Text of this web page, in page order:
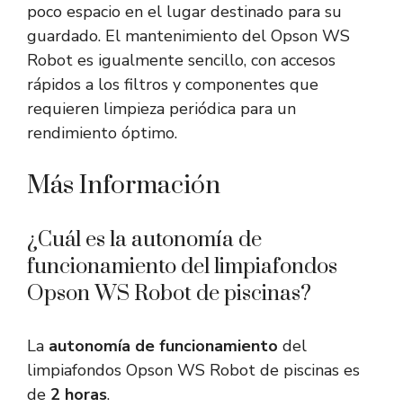
poco espacio en el lugar destinado para su
guardado. El mantenimiento del Opson WS
Robot es igualmente sencillo, con accesos
rápidos a los filtros y componentes que
requieren limpieza periódica para un
rendimiento óptimo.
Más Información
¿Cuál es la autonomía de
funcionamiento del limpiafondos
Opson WS Robot de piscinas?
La autonomía de funcionamiento del
limpiafondos Opson WS Robot de piscinas es
de 2 horas.